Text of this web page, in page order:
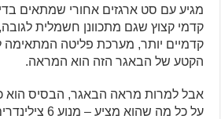
מגיע עם סט ארגזים אחורי שמתאים
קדמי קצוץ שגם מתכוונן חשמלית
קדמיים יותר, מערכת פליטה המתאימה
הקטע של הבאגר הזה הוא המראה.